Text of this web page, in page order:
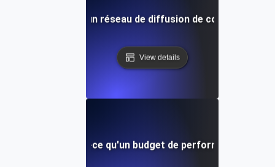
Qu'est-ce qu'un réseau de diffusion de contenu
View details
Qu'est-ce qu'un budget de performance?